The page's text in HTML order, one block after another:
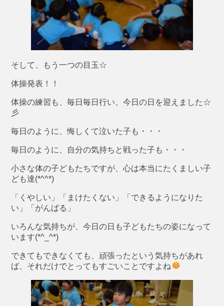
そして、もう一つの目玉☆
体操発表！！
体操の練習も、毎日毎日行い、今日の日を迎えました☆
彡
毎日のように、悔しくて泣いた子も・・・
毎日のように、自分の気持ちと戦った子も・・・
小さな体の子どもたちですが、心は本当にたくましい子
ども達(*^^*)
「くやしい」「まけたくない」「できるようになりた
い」「がんばる」
いろんな気持ちが、今日の日も子どもたちの姿になって
います(*^_^*)
できてもできなくても、頑張ったという気持ちがあれ
ば、それだけでとってもすごいことですよね